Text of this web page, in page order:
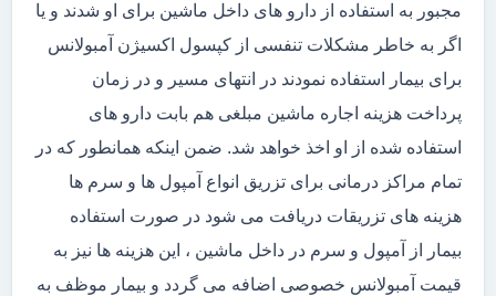
مجبور به استفاده از دارو های داخل ماشین برای او شدند و یا
اگر به خاطر مشکلات تنفسی از کپسول اکسیژن آمبولانس
برای بیمار استفاده نمودند در انتهای مسیر و در زمان
پرداخت هزینه اجاره ماشین مبلغی هم بابت دارو های
استفاده شده از او اخذ خواهد شد. ضمن اینکه همانطور که در
تمام مراکز درمانی برای تزریق انواع آمپول ها و سرم ها
هزینه های تزریقات دریافت می شود در صورت استفاده
بیمار از آمپول و سرم در داخل ماشین ، این هزینه ها نیز به
قیمت آمبولانس خصوصی اضافه می گردد و بیمار موظف به